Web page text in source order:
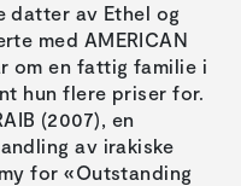
datter av Ethel og
med AMERICAN
om en fattig familie i
hun flere priser for.
(2007), en
av irakiske
for «Outstanding